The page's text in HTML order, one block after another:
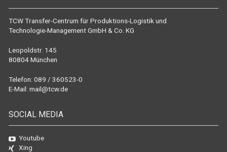
TCW Transfer-Centrum für Produktions-Logistik und
Technologie-Management GmbH & Co. KG
Leopoldstr. 145
80804 München
Telefon: 089 / 360523-0
E-Mail: mail@tcw.de
SOCIAL MEDIA
Youtube
Xing